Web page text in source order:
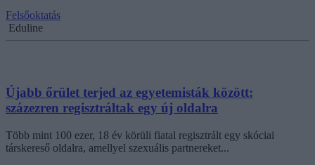
Felsőoktatás
Eduline
Újabb őrület terjed az egyetemisták között:
százezren regisztráltak egy új oldalra
Több mint 100 ezer, 18 év körüli fiatal regisztrált egy skóciai
társkereső oldalra, amellyel szexuális partnereket...